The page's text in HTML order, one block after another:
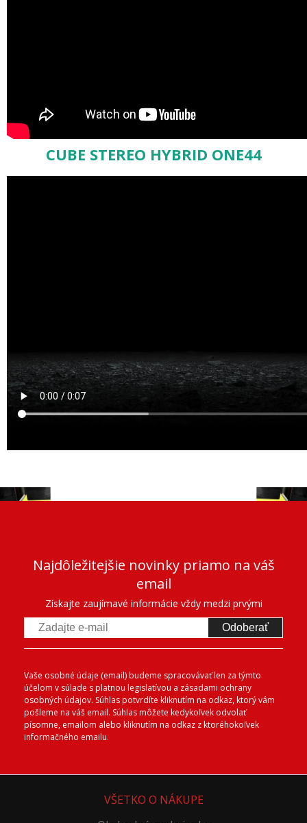
CUBE STEREO HYBRID ONE44
Najdôležitejšie novinky priamo na váš
email
Získajte zaujímavé informácie vždy medzi prvými
Odoberať
Vaše osobné údaje (email) budeme spracovávať len za týmto
účelom v súlade s platnou legislatívou a zásadami ochrany
osobných údajov. Súhlas potvrdíte kliknutím na odkaz, ktorý vám
pošleme na váš email. Súhlas môžete kedykoľvek odvolať
písomne, emailom alebo kliknutím na odkaz z ktoréhokoľvek
informačného emailu.
VŠETKO O NÁKUPE